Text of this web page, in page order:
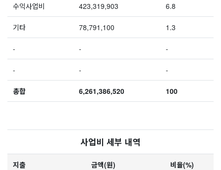
수익사업비 423,319,903 6.8
기타 78,791,100 1.3
- - -
- - -
총합 6,261,386,520 100
사업비 세부 내역
지출 금액(원) 비율(%)